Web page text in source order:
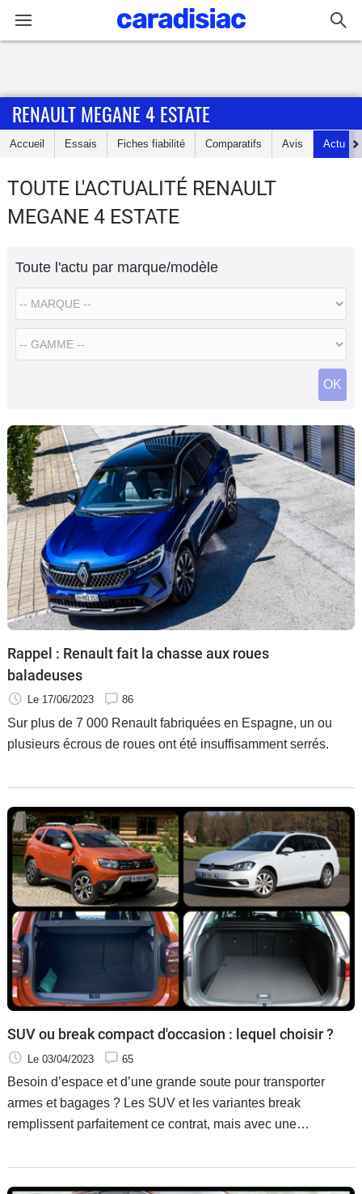
Accueil
Essais
Electriques
Utilitaires
Services
Forum
Moto
Marques
RENAULT MEGANE 4 ESTATE
Accueil Essais Fiches fiabilité Comparatifs Avis Actu
TOUTE L'ACTUALITÉ RENAULT
MEGANE 4 ESTATE
Toute l'actu par marque/modèle
OK
Rappel : Renault fait la chasse aux roues
baladeuses
Le 17/06/2023 86
Sur plus de 7 000 Renault fabriquées en Espagne, un ou
plusieurs écrous de roues ont été insuffisamment serrés.
SUV ou break compact d'occasion : lequel choisir ?
Le 03/04/2023 65
Besoin d’espace et d’une grande soute pour transporter
armes et bagages ? Les SUV et les variantes break
remplissent parfaitement ce contrat, mais avec une
pratiques, laquelle des deux variantes est à privilégier ?